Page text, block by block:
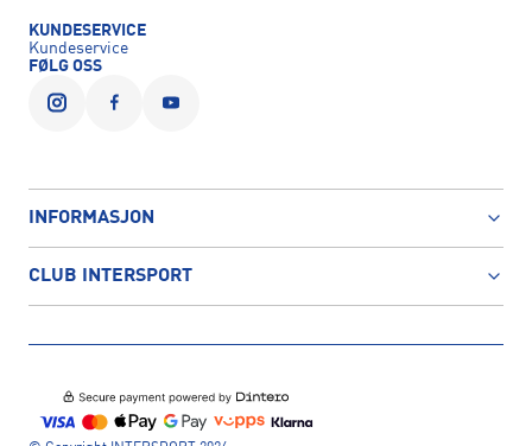
KUNDESERVICE
Kundeservice
FØLG OSS
INFORMASJON
CLUB INTERSPORT